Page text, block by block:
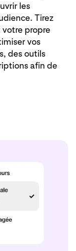
les
Tirez
propre
vos
des outils
afin de